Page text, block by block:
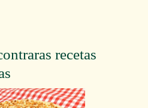
recetas